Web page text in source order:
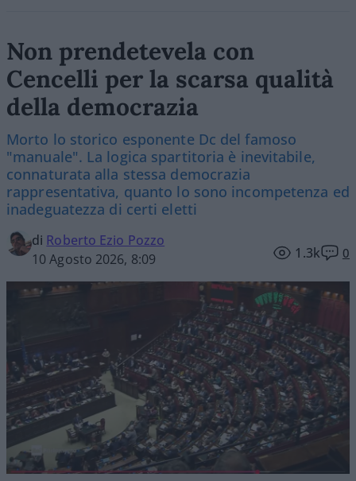
Non prendetevela con
Cencelli per la scarsa qualità
della democrazia
Morto lo storico esponente Dc del famoso
"manuale". La logica spartitoria è inevitabile,
connaturata alla stessa democrazia
rappresentativa, quanto lo sono incompetenza ed
inadeguatezza di certi eletti
di Roberto Ezio Pozzo
10 Agosto 2026, 8:09
1.3k 0